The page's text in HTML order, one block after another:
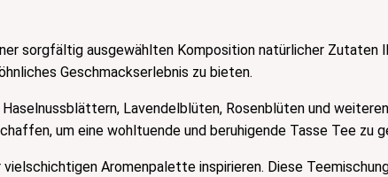
sorgfältig ausgewählten Komposition natürlicher Zutaten
Geschmackserlebnis zu bieten.
Lavendelblüten, Rosenblüten und
um eine wohltuende und beruhigende Tasse Tee zu
Aromenpalette inspirieren. Diese